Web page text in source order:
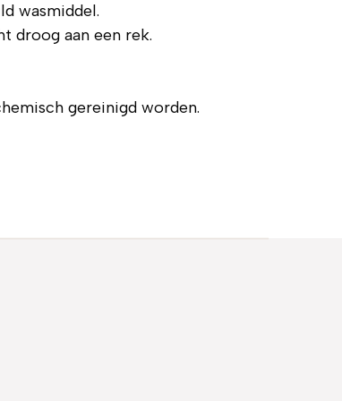
wasmiddel.
droog aan een rek.
gereinigd worden.